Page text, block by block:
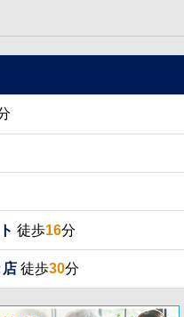
徒歩16分
店 徒歩30分